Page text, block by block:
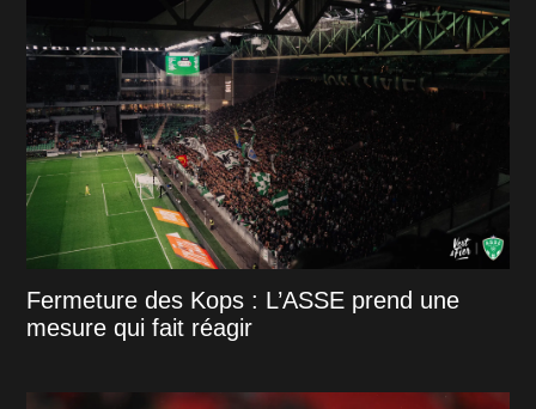
Fermeture des Kops : L’ASSE prend une
mesure qui fait réagir